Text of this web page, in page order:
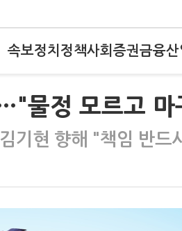
속보정치 정책사회 증권금융산
물정 모르고 마
기현 향해 "책임 반드